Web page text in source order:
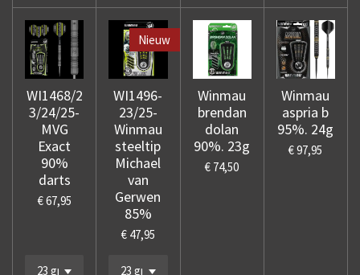
WI1468/2
3/24/25-
MVG
Exact
90%
darts
€ 67,95
Nieuw
WI1496-
23/25-
Winmau
steeltip
Michael
van
Gerwen
85%
€ 47,95
Winmau
brendan
dolan
90%. 23g
€ 74,50
Winmau
aspria b
95%. 24g
€ 97,95